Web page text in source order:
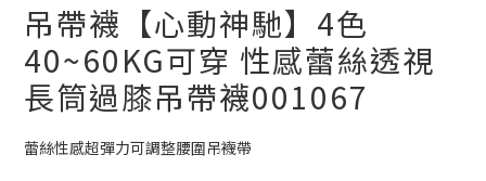
吊帶襪【心動神馳】4色
40~60KG可穿 性感蕾絲透視
長筒過膝吊帶襪001067
蕾絲性感超彈力可調整腰圍吊襪帶